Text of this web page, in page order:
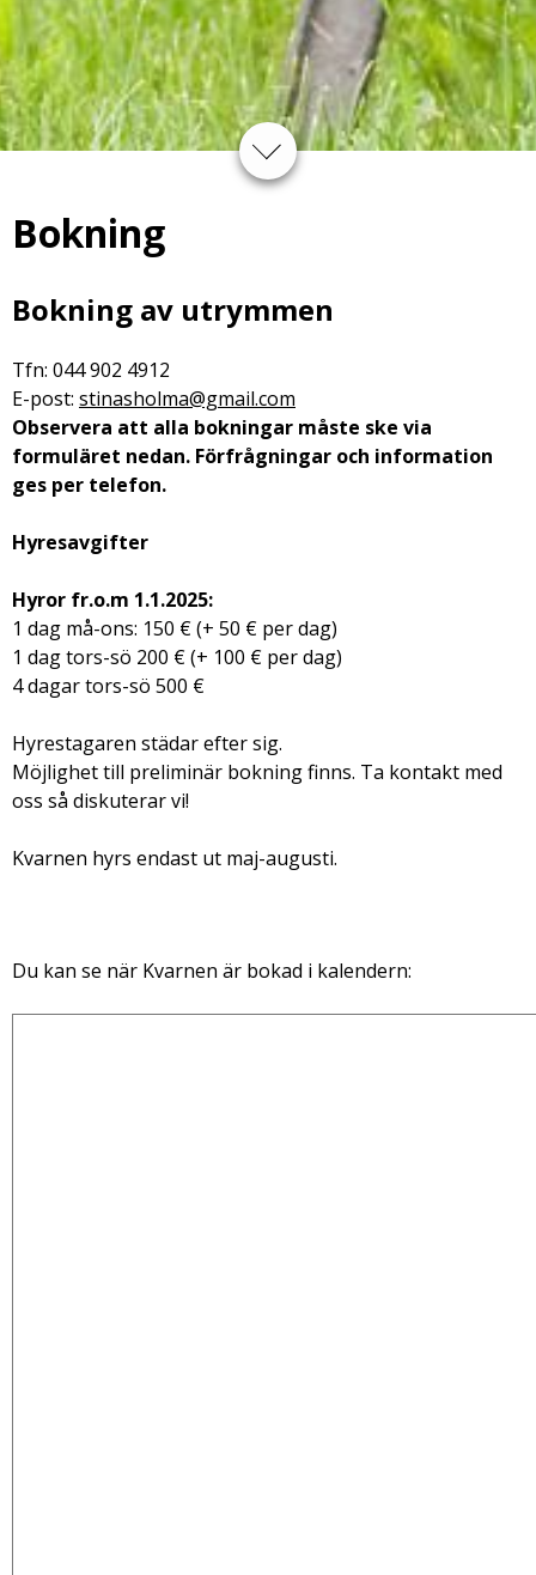
Bokning
Bokning av utrymmen
Tfn: 044 902 4912
E-post: stinasholma@gmail.com
Observera att alla bokningar måste ske via
formuläret nedan. Förfrågningar och information
ges per telefon.
Hyresavgifter
Hyror fr.o.m 1.1.2025:
1 dag må-ons: 150 € (+ 50 € per dag)
1 dag tors-sö 200 € (+ 100 € per dag)
4 dagar tors-sö 500 €
Hyrestagaren städar efter sig.
Möjlighet till preliminär bokning finns. Ta kontakt med
oss så diskuterar vi!
Kvarnen hyrs endast ut maj-augusti.
Du kan se när Kvarnen är bokad i kalendern: